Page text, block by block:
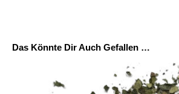
Das Könnte Dir Auch Gefallen …